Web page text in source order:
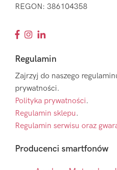
REGON: 386104358
Regulamin
Zajrzyj do naszego
prywatności.
Polityka prywatności.
Regulamin sklepu.
Regulamin serwisu oraz
Producenci smartfonów